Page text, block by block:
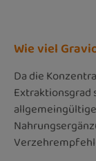
Wie viel
Da die
Extraktionsgrad